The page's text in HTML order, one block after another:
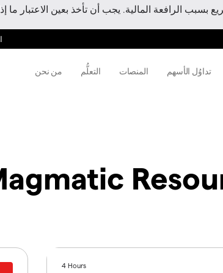
الرافعة المالية. يجب أن تأخذ بعين الاعتبار ما
تداوُل الأسهم المنصات التعلُّم من نحن
4 Hours